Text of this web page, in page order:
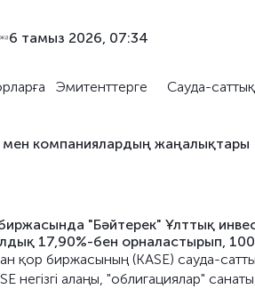
6 тамыз 2026, 07:34
Эмитенттерге Сауда-
компаниялардың жаңалықтары
"Бәйтерек" Ұлттық
17,90%-бен орналастырып,
қор биржасының (KASE) сауда-
негізгі алаңы, "облигациялар"